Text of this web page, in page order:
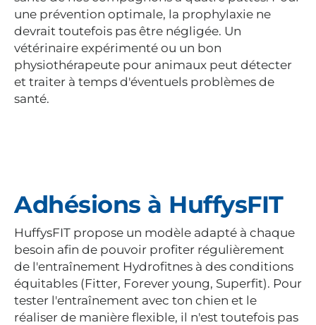
une prévention optimale, la prophylaxie ne
devrait toutefois pas être négligée. Un
vétérinaire expérimenté ou un bon
physiothérapeute pour animaux peut détecter
et traiter à temps d'éventuels problèmes de
santé.
Adhésions à HuffysFIT
HuffysFIT propose un modèle adapté à chaque
besoin afin de pouvoir profiter régulièrement
de l'entraînement Hydrofitnes à des conditions
équitables (Fitter, Forever young, Superfit). Pour
tester l'entraînement avec ton chien et le
réaliser de manière flexible, il n'est toutefois pas